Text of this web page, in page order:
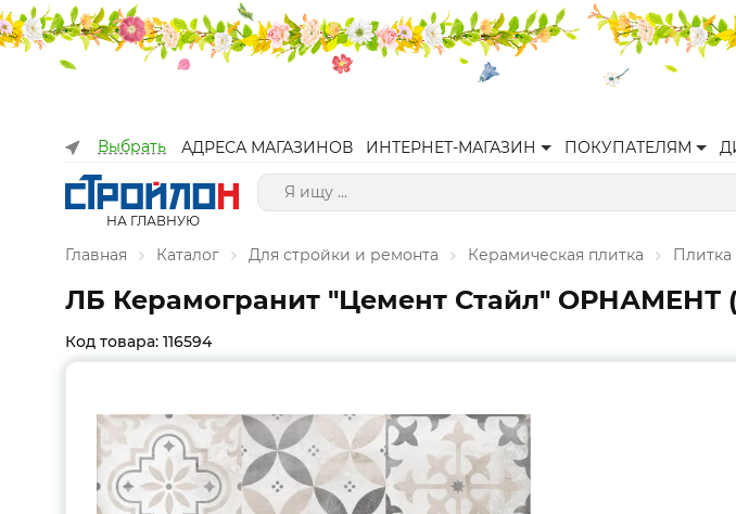
Выбрать АДРЕСА МАГАЗИНОВ ИНТЕРНЕТ-МАГАЗИН ПОКУПАТЕЛЯМ
НА ГЛАВНУЮ
Главная Каталог Для стройки и ремонта Керамическая плитка Плитка
ЛБ Керамогранит "Цемент Стайл" ОРНАМЕНТ
Код товара: 116594